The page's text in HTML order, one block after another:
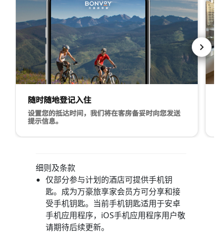
随时随地登记入住
设置您的抵达时间，我们将在客房备妥时向您发送
提示信息。
下一页
细则及条款
仅部分参与计划的酒店可提供手机钥
匙。成为万豪旅享家会员方可分享和接
受手机钥匙。当前手机钥匙适用于安卓
手机应用程序，iOS手机应用程序用户敬
请期待后续更新。